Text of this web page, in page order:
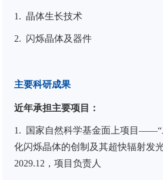
1. 晶体生长技术
2. 闪烁晶体及器件
主要科研成果
近年承担主要项目：
1. 国家自然科学基金面上项目——“
化闪烁晶体的创制及其超快辐射发
2029.12，项目负责人